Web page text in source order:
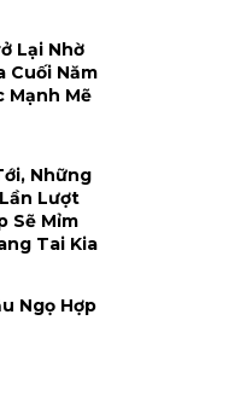
Lại Nhờ
Cuối Năm
Mạnh Mẽ
Những
Lượt
Sẽ Mỉm
Tai Kia
Ngọ Hợp